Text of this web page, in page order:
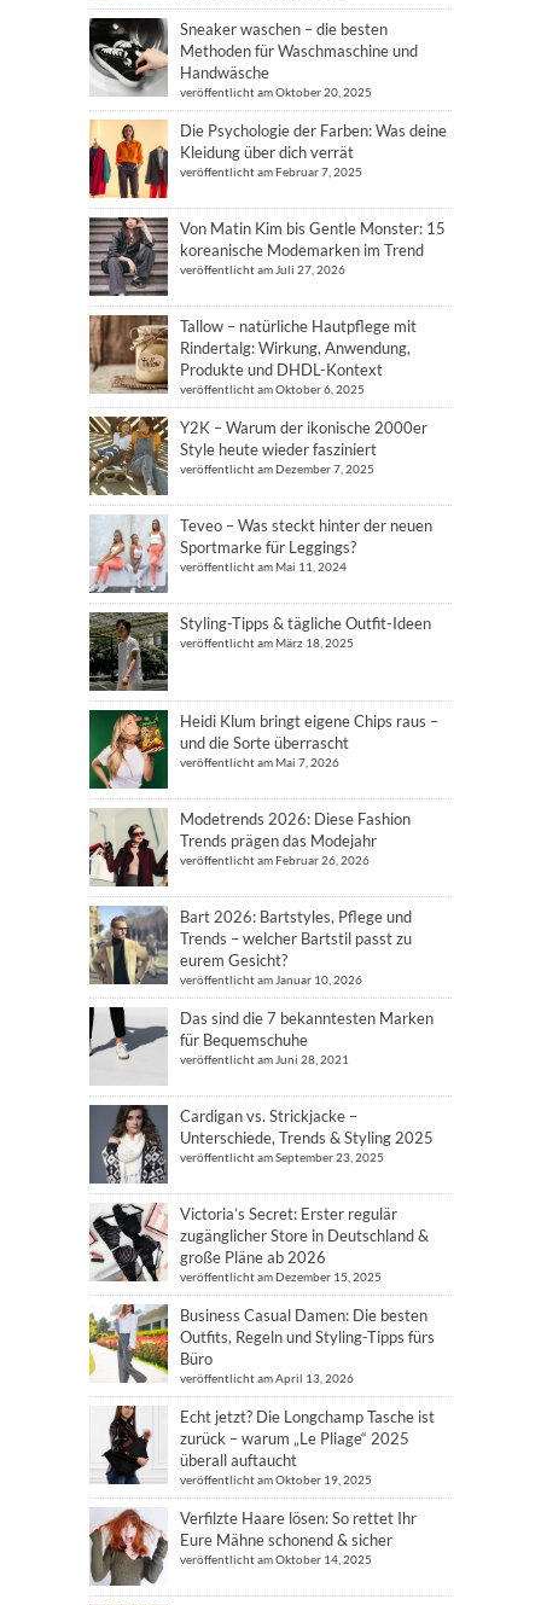
Sneaker waschen – die besten
Methoden für Waschmaschine und
Handwäsche
veröffentlicht am Oktober 20, 2025
Die Psychologie der Farben: Was deine
Kleidung über dich verrät
veröffentlicht am Februar 7, 2025
Von Matin Kim bis Gentle Monster: 15
koreanische Modemarken im Trend
veröffentlicht am Juli 27, 2026
Tallow – natürliche Hautpflege mit
Rindertalg: Wirkung, Anwendung,
Produkte und DHDL-Kontext
veröffentlicht am Oktober 6, 2025
Y2K – Warum der ikonische 2000er
Style heute wieder fasziniert
veröffentlicht am Dezember 7, 2025
Teveo – Was steckt hinter der neuen
Sportmarke für Leggings?
veröffentlicht am Mai 11, 2024
Styling-Tipps & tägliche Outfit-Ideen
veröffentlicht am März 18, 2025
Heidi Klum bringt eigene Chips raus –
und die Sorte überrascht
veröffentlicht am Mai 7, 2026
Modetrends 2026: Diese Fashion
Trends prägen das Modejahr
veröffentlicht am Februar 26, 2026
Bart 2026: Bartstyles, Pflege und
Trends – welcher Bartstil passt zu
eurem Gesicht?
veröffentlicht am Januar 10, 2026
Das sind die 7 bekanntesten Marken
für Bequemschuhe
veröffentlicht am Juni 28, 2021
Cardigan vs. Strickjacke –
Unterschiede, Trends & Styling 2025
veröffentlicht am September 23, 2025
Victoria’s Secret: Erster regulär
zugänglicher Store in Deutschland &
große Pläne ab 2026
veröffentlicht am Dezember 15, 2025
Business Casual Damen: Die besten
Outfits, Regeln und Styling-Tipps fürs
Büro
veröffentlicht am April 13, 2026
Echt jetzt? Die Longchamp Tasche ist
zurück – warum „Le Pliage“ 2025
überall auftaucht
veröffentlicht am Oktober 19, 2025
Verfilzte Haare lösen: So rettet Ihr
Eure Mähne schonend & sicher
veröffentlicht am Oktober 14, 2025